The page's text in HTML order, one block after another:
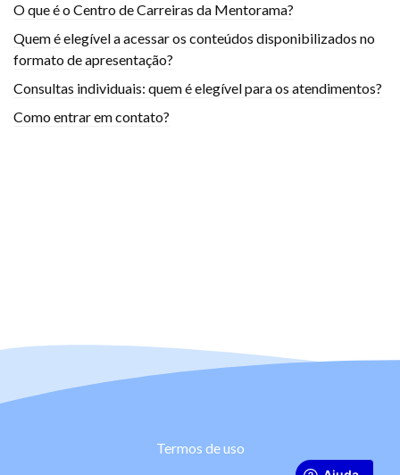
O que é o Centro de Carreiras da Mentorama?
Quem é elegível a acessar os conteúdos disponibilizados no
formato de apresentação?
Consultas individuais: quem é elegível para os atendimentos?
Como entrar em contato?
Termos de uso